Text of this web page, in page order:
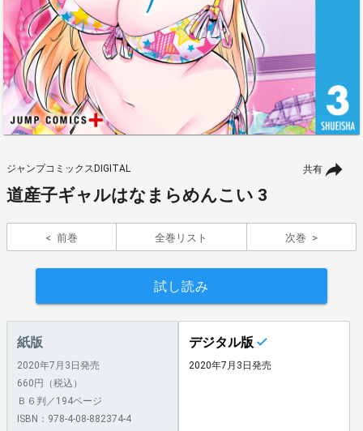
共有
ジャンプコミックスDIGITAL
道産子ギャルはなまらめんこい 3
前巻 全巻リスト 次巻
試し読み
紙版
2020年7月3日発売
660円（税込）
Ｂ６判／194ページ
ISBN：978-4-08-882374-4
デジタル版
2020年7月3日発売